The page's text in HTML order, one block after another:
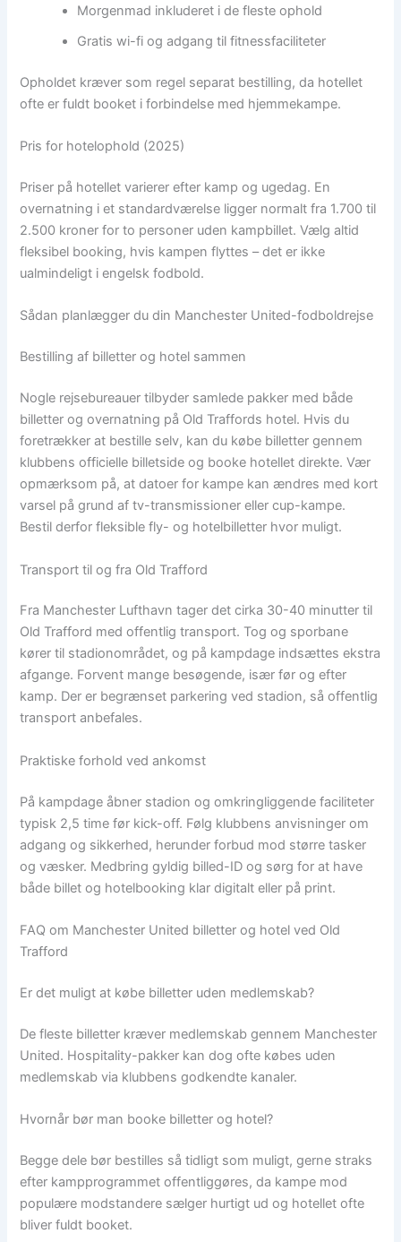
Morgenmad inkluderet i de fleste ophold
Gratis wi-fi og adgang til fitnessfaciliteter
Opholdet kræver som regel separat bestilling, da hotellet
ofte er fuldt booket i forbindelse med hjemmekampe.
Pris for hotelophold (2025)
Priser på hotellet varierer efter kamp og ugedag. En
overnatning i et standardværelse ligger normalt fra 1.700 til
2.500 kroner for to personer uden kampbillet. Vælg altid
fleksibel booking, hvis kampen flyttes – det er ikke
ualmindeligt i engelsk fodbold.
Sådan planlægger du din Manchester United-fodboldrejse
Bestilling af billetter og hotel sammen
Nogle rejsebureauer tilbyder samlede pakker med både
billetter og overnatning på Old Traffords hotel. Hvis du
foretrækker at bestille selv, kan du købe billetter gennem
klubbens officielle billetside og booke hotellet direkte. Vær
opmærksom på, at datoer for kampe kan ændres med kort
varsel på grund af tv-transmissioner eller cup-kampe.
Bestil derfor fleksible fly- og hotelbilletter hvor muligt.
Transport til og fra Old Trafford
Fra Manchester Lufthavn tager det cirka 30-40 minutter til
Old Trafford med offentlig transport. Tog og sporbane
kører til stadionområdet, og på kampdage indsættes ekstra
afgange. Forvent mange besøgende, især før og efter
kamp. Der er begrænset parkering ved stadion, så offentlig
transport anbefales.
Praktiske forhold ved ankomst
På kampdage åbner stadion og omkringliggende faciliteter
typisk 2,5 time før kick-off. Følg klubbens anvisninger om
adgang og sikkerhed, herunder forbud mod større tasker
og væsker. Medbring gyldig billed-ID og sørg for at have
både billet og hotelbooking klar digitalt eller på print.
FAQ om Manchester United billetter og hotel ved Old
Trafford
Er det muligt at købe billetter uden medlemskab?
De fleste billetter kræver medlemskab gennem Manchester
United. Hospitality-pakker kan dog ofte købes uden
medlemskab via klubbens godkendte kanaler.
Hvornår bør man booke billetter og hotel?
Begge dele bør bestilles så tidligt som muligt, gerne straks
efter kampprogrammet offentliggøres, da kampe mod
populære modstandere sælger hurtigt ud og hotellet ofte
bliver fuldt booket.